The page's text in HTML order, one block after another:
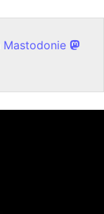
Mastodonie